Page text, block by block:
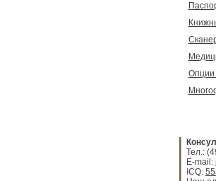
Опции
Тел.:
E-mail:
ICQ: